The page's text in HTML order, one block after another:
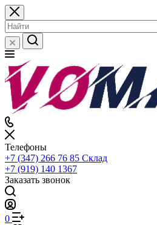
Телефоны
+7 (347) 266 76 85 Склад
+7 (919) 140 1367
Заказать звонок
0